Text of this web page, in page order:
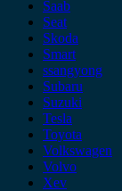
Saab
Seat
Skoda
Smart
ssangyong
Subaru
Suzuki
Tesla
Toyota
Volkswagen
Volvo
Xev